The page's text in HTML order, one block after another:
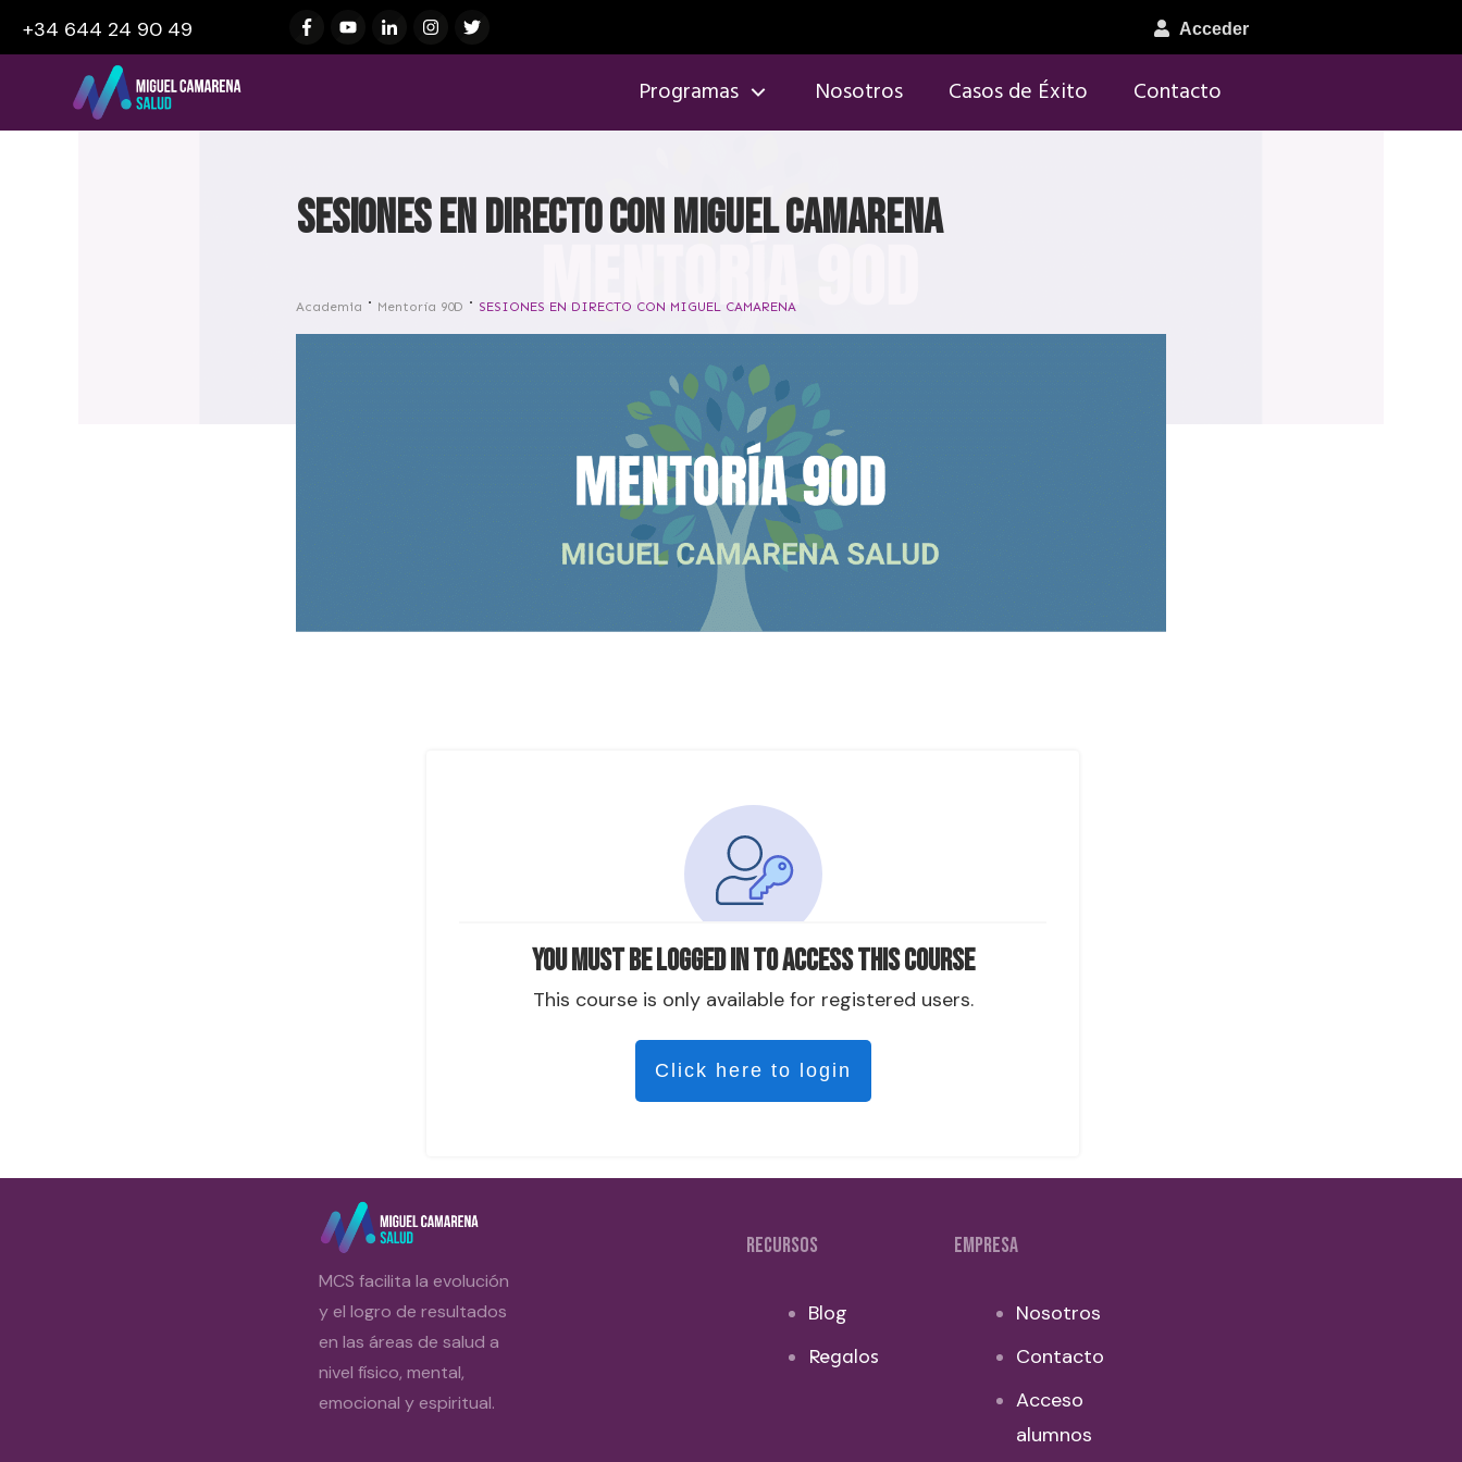
+34 644 24 90 49 Acceder
Programas Nosotros Casos de Éxito Contacto
SESIONES EN DIRECTO CON MIGUEL CAMARENA
Academia Mentoría 90D SESIONES EN DIRECTO CON MIGUEL CAMARENA
You must be logged in to access this course
This course is only available for registered users.
Click here to login
MCS facilita la evolución
y el logro de resultados
en las áreas de salud a
nivel físico, mental,
emocional y espiritual.
RECURSOS
Blog
Regalos
EMPRESA
Nosotros
Contacto
Acceso
alumnos